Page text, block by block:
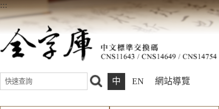
:::
中 EN 網站導覽